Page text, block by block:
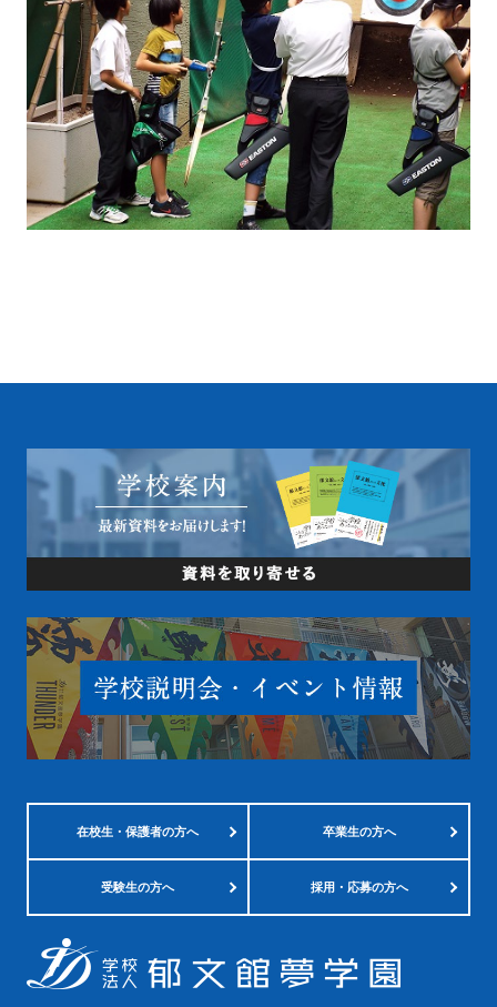
在校生・保護者の方へ 卒業生の方へ
受験生の方へ 採用・応募の方へ